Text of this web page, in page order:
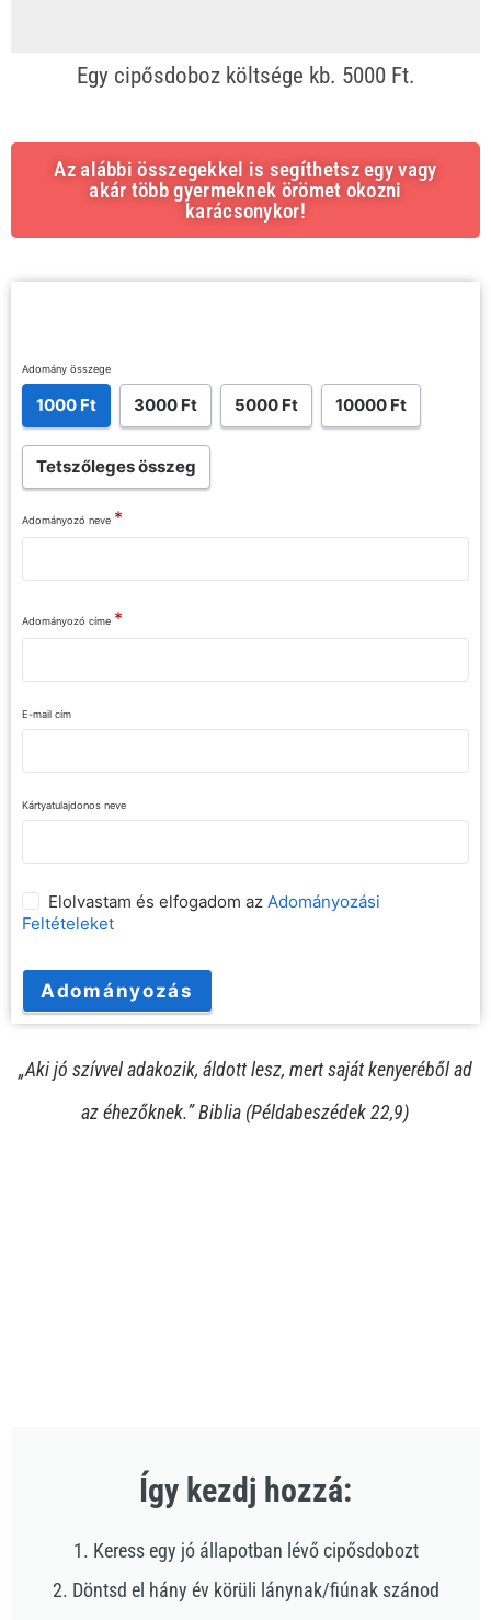
Egy cipősdoboz költsége kb. 5000 Ft.
Az alábbi összegekkel is segíthetsz egy vagy
akár több gyermeknek örömet okozni
karácsonykor!
Adomány összege
1000 Ft 3000 Ft 5000 Ft 10000 Ft
Tetszőleges összeg
Adományozó neve *
Adományozó címe *
E-mail cím
Kártyatulajdonos neve
Elolvastam és elfogadom az Adományozási
Feltételeket
Adományozás
„Aki jó szívvel adakozik, áldott lesz, mert saját kenyeréből ad
az éhezőknek.” Biblia (Példabeszédek 22,9)
Így kezdj hozzá:
1. Keress egy jó állapotban lévő cipősdobozt
2. Döntsd el hány év körüli lánynak/fiúnak szánod